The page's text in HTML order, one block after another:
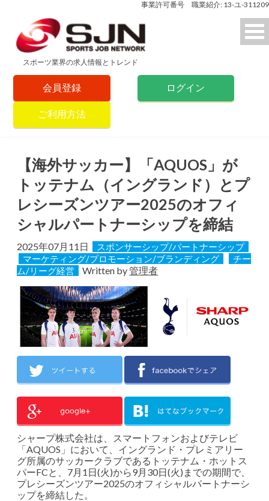
事業許可番号 職業紹介: 13-ユ-311209
スポーツ業界の求人情報とトレンド
会員登録 ログイン
ご利用方法
【海外サッカー】「AQUOS」が
トッテナム（イングランド）とプ
レシーズンツアー2025のオフィ
シャルパートナーシップを締結
2025年07月11日
スポンサーシップ/パートナーシップ
マーケティング/プロモーション/ブランディング
チー
ム/リーグ経営
Written by管理者
シャープ株式会社は、スマートフォンおよびテレビ
「AQUOS」において、イングランド・プレミアリー
グ所属のサッカークラブであるトッテナム・ホットス
パーFCと、7月1日(火)から9月30日(火)までの期間で、
プレシーズンツアー2025のオフィシャルパートナーシ
ップを締結した。